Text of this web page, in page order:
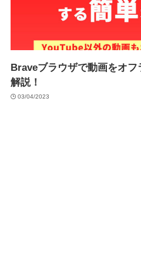
Braveブラウザで動画をオ
解説！
03/04/2023